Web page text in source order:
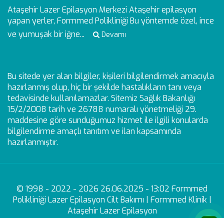
Ataşehir Lazer Epilasyon Merkezi Ataşehir epilasyon
yapan yerler, Formmed Polikliniği Bu yöntemde özel, ince
ve yumuşak bir iğne...
Devamı
Bu sitede yer alan bilgiler, kişileri bilgilendirmek amacıyla
hazırlanmış olup, hiç bir şekilde hastalıkların tanı veya
tedavisinde kullanılamazlar. Sitemiz Sağlık Bakanlığı
15/2/2008 tarih ve 26788 numaralı yönetmeliği 29.
maddesine göre sunduğumuz hizmet ile ilgili konularda
bilgilendirme amaçlı tanıtım ve ilan kapsamında
hazırlanmıştır.
© 1998 - 2022 - 2026 26.06.2025 - 13:02 Formmed
Polikliniği Lazer Epilasyon Cilt Bakımı | Formmed Klinik |
Ataşehir Lazer Epilasyon